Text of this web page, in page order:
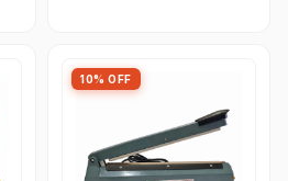
10% OFF
¿En qué te puedo apoyar hoy con tu
equipamiento o utensilios?
Buscar estufas industriales
Ver uniformes y filipinas